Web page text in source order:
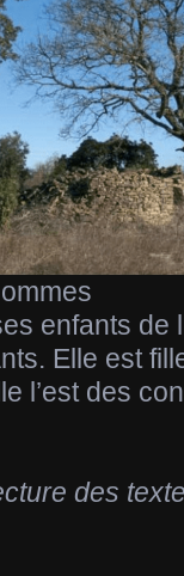
enfants de
Elle est
l’est des
des